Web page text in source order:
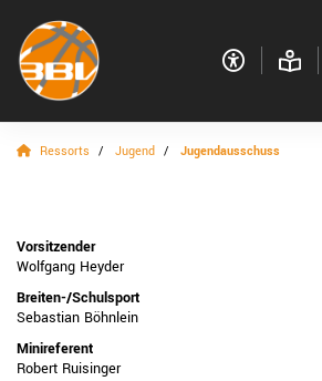
Ressorts Jugend Jugendausschuss
Vorsitzender
Wolfgang Heyder
Breiten-/Schulsport
Sebastian Böhnlein
Minireferent
Robert Ruisinger
VERBAND
Sport
Jugendausschuss
Aktuelles aus dem Jugendbereich